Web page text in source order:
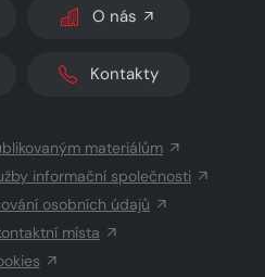
O nás
Kontakty
materiálům
informační společnosti
osobních údajů
místa